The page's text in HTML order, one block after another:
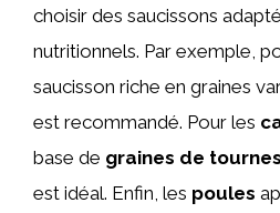
choisir des saucissons
nutritionnels. Par exemple,
saucisson riche en graines
est recommandé. Pour les
base de graines de
est idéal. Enfin, les poules